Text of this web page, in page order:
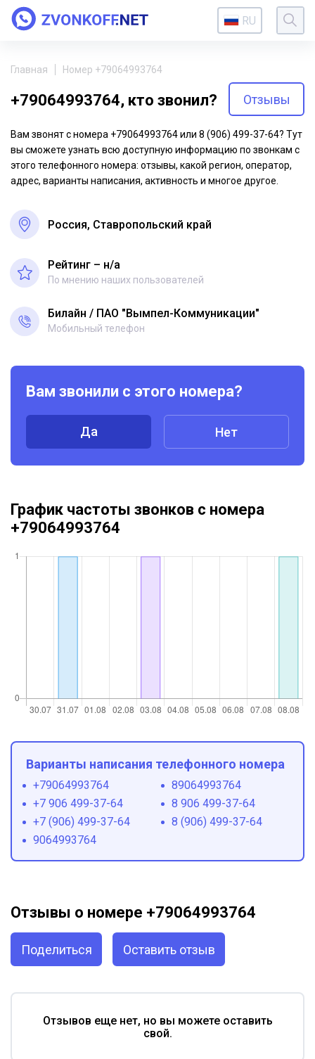
RU
Главная Номер +79064993764
+79064993764, кто звонил? Отзывы
Вам звонят с номера +79064993764 или 8 (906) 499-37-64? Тут
вы сможете узнать всю доступную информацию по звонкам с
этого телефонного номера: отзывы, какой регион, оператор,
адрес, варианты написания, активность и многое другое.
Россия, Ставропольский край
Рейтинг – н/a
По мнению наших пользователей
Билайн ПАО "Вымпел-Коммуникации"
Мобильный телефон
Вам звонили с этого номера?
Да Нет
График частоты звонков с номера
+79064993764
Варианты написания телефонного номера
+79064993764
89064993764
+7 906 499-37-64
8 906 499-37-64
+7 (906) 499-37-64
8 (906) 499-37-64
9064993764
Отзывы о номере +79064993764
Поделиться Оставить отзыв
Отзывов еще нет, но вы можете оставить
свой.